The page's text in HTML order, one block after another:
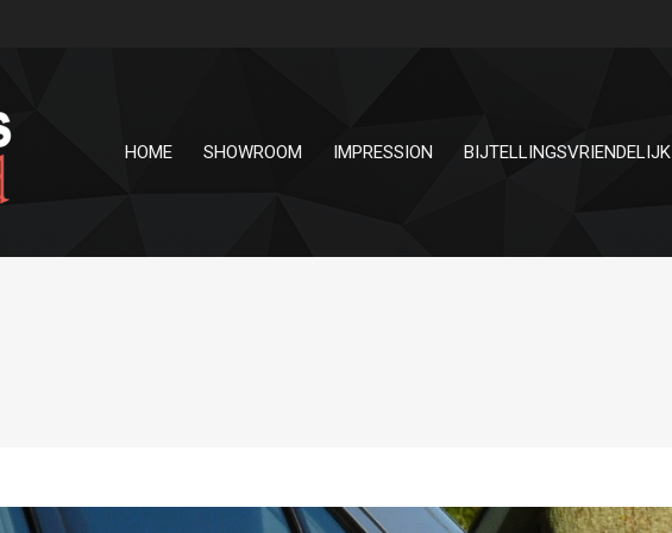
HOME SHOWROOM IMPRESSION BIJTELLINGSVRIENDELIJK